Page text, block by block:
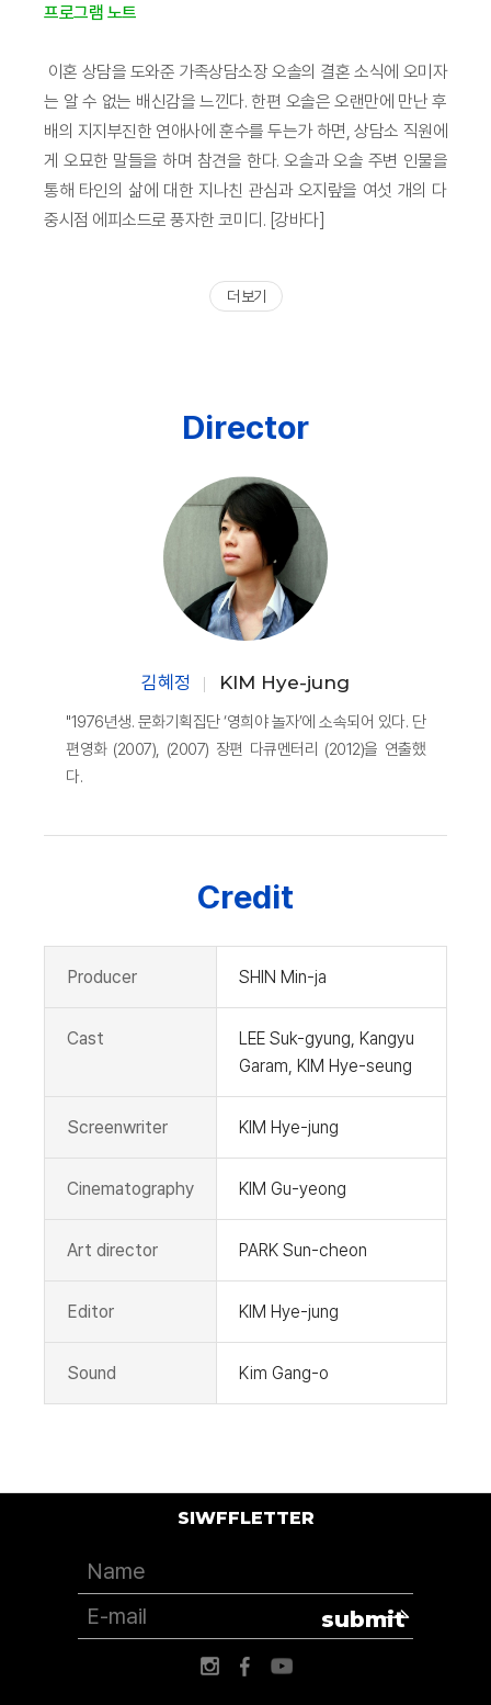
프로그램 노트
이혼 상담을 도와준 가족상담소장 오솔의 결혼 소식에 오미자
는 알 수 없는 배신감을 느낀다. 한편 오솔은 오랜만에 만난 후
배의 지지부진한 연애사에 훈수를 두는가 하면, 상담소 직원에
게 오묘한 말들을 하며 참견을 한다. 오솔과 오솔 주변 인물을
통해 타인의 삶에 대한 지나친 관심과 오지랖을 여섯 개의 다
중시점 에피소드로 풍자한 코미디. [강바다]
더 보기
Director
김혜정 KIM Hye-jung
"1976년생. 문화기획집단 ‘영희야 놀자’에 소속되어 있다. 단
편영화 (2007), (2007) 장편 다큐멘터리 (2012)을 연출했
다.
Credit
Producer SHIN Min-ja
Cast
LEE Suk-gyung, Kangyu
Garam, KIM Hye-seung
Screenwriter KIM Hye-jung
Cinematography KIM Gu-yeong
Art director PARK Sun-cheon
Editor KIM Hye-jung
Sound Kim Gang-o
SIWFFLETTER
submit